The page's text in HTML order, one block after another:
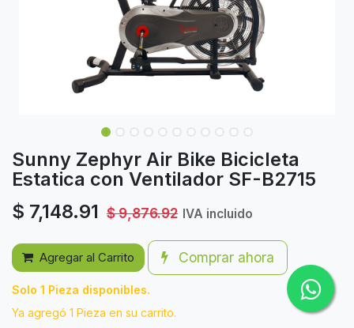
Sunny Zephyr Air Bike Bicicleta
Estatica con Ventilador SF-B2715
$ 7,148.91 $9,876.92 IVA incluido
Agregar al Carrito Comprar ahora
Solo 1 Pieza disponibles.
Ya agregó 1 Pieza en su carrito.